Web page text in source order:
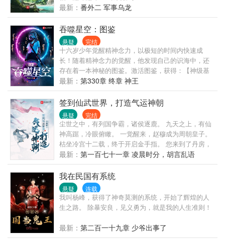
下一刻，谢如鹤伸手将伞关掉，面无表情地说： “我的
坏了。” “……” *久别重逢/双向治愈 *坐轮椅的阴郁男x
有被害妄想症的小软妹 微博@小竹已 【推荐好看哒
文！！】 栖见的完结文《睡够了吗》——冷淡其实占
有欲很强的闷骚病娇x色胆包天其实很怂的话痨妹 时衿
的连载文《第九行诗》——假正经神外医生x真温柔精
神科医生 尘尾的预收文《我想和你谈个恋爱》——反
差装逼大佬x社恐脑洞大怂逼
最新： 番外二 军事乌龙
吞噬星空：图鉴
悬疑 完结
十六岁少年觉醒精神念力，以极短的时间内快速成
长！随着精神念力的觉醒，他发现自己的识海中，还
存在着一本神秘的图鉴。激活图鉴，获得：【神级基
因原能修炼法】、顶级刀法【明月斩】、顶级战刀
【明月】、【导引术】、【识海空间】！在那之后，
整本图鉴一片空白，是继续获得奖励，以达成图鉴成
就的方式，还是就此彻底无用？………………书友
群：147596353
最新： 第330章 终章 神王
签到仙武世界，打造气运神朝
悬疑 完结
尘世之中，有列国争霸，诸侯逐鹿。 九天之上，有仙
神高踞，冷眼俯瞰。 一觉醒来，赵穆成为周朝皇子。
枯坐冷宫十二载，终于开启金手指。 您来到了丹房，
提取到了【血菩提】。 您来到了藏书楼，提取到了
【明神武典】。 您来到了祭天高台，提取到了【天子
望气术】。 您来到了戎族古城，提取到了【圣魔四
蚀】。 昆仑之丘，归墟界海，阴世酆都…… 赵穆行过
万界，将龙旗插遍诸天！
最新： 第一百七十一章 凌晨时分，胡言乱语
我在民国有系统
悬疑 连载
我叫杨峰，获得了神奇莫测的系统，开始了辉煌的人
生之路。 除暴安良，见义勇为，就是我的人生准则！
最新： 第二百一十九章 少爷出事了